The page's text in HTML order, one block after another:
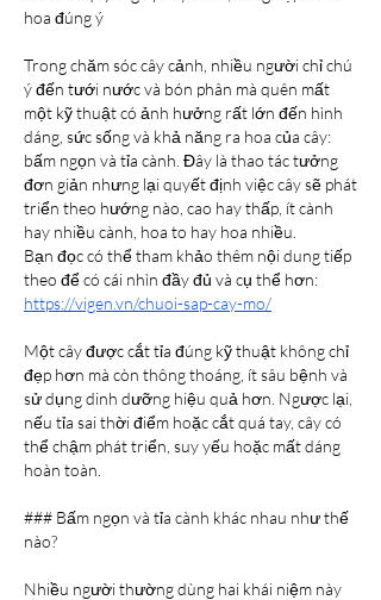
hoa đúng ý
Trong chăm sóc cây cảnh, nhiều người chỉ chú
ý đến tưới nước và bón phân mà quên mất
một kỹ thuật có ảnh hưởng rất lớn đến hình
dáng, sức sống và khả năng ra hoa của cây:
bấm ngọn và tỉa cành. Đây là thao tác tưởng
đơn giản nhưng lại quyết định việc cây sẽ phát
triển theo hướng nào, cao hay thấp, ít cành
hay nhiều cành, hoa to hay hoa nhiều.
Bạn đọc có thể tham khảo thêm nội dung tiếp
https://vigen.vn/chuoi-sap-cay-mo/
Một cây được cắt tỉa đúng kỹ thuật không chỉ
đẹp hơn mà còn thông thoáng, ít sâu bệnh và
sử dụng dinh dưỡng hiệu quả hơn. Ngược lại,
nếu tỉa sai thời điểm hoặc cắt quá tay, cây có
thể chậm phát triển, suy yếu hoặc mất dáng
hoàn toàn.
### Bấm ngọn và tỉa cành khác nhau như thế
nào?
Nhiều người thường dùng hai khái niệm này